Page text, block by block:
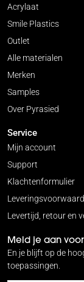
Acrylaat
Smile Plastics
Outlet
Alle materialen
Merken
Samples
Over Pyrasied
Service
Mijn account
Support
Klachtenformulier
Levertijd, retour en
Meld je aan
En je blijft op de
toepassingen.